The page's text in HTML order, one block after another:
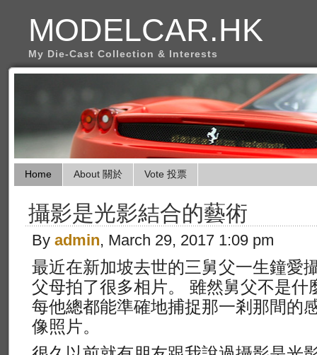
MODELCAR.HK
My Die-Cast Collection & Interests
Home About 關於 Vote 投票
攝影是光影結合的藝術
By admin, March 29, 2017 1:09 pm
最近在新加坡去世的三舅父一生鐘愛
父母拍了很多相片。 雖然舅父不是什
每他總都能準確地捕捉那一剎那間的
像照片。